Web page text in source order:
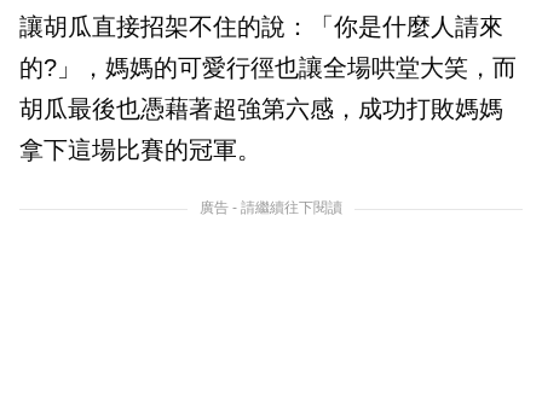
讓胡瓜直接招架不住的說：「你是什麼人請來
的?」，媽媽的可愛行徑也讓全場哄堂大笑，而
胡瓜最後也憑藉著超強第六感，成功打敗媽媽
拿下這場比賽的冠軍。
廣告 - 請繼續往下閱讀